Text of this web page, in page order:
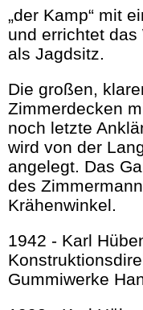
„der Kamp“ mit
und errichtet
als Jagdsitz.
Die großen,
Zimmerdecken
noch letzte
wird von der
angelegt. Das
des
Krähenwinkel.
1942 - Karl
Gummiwerke